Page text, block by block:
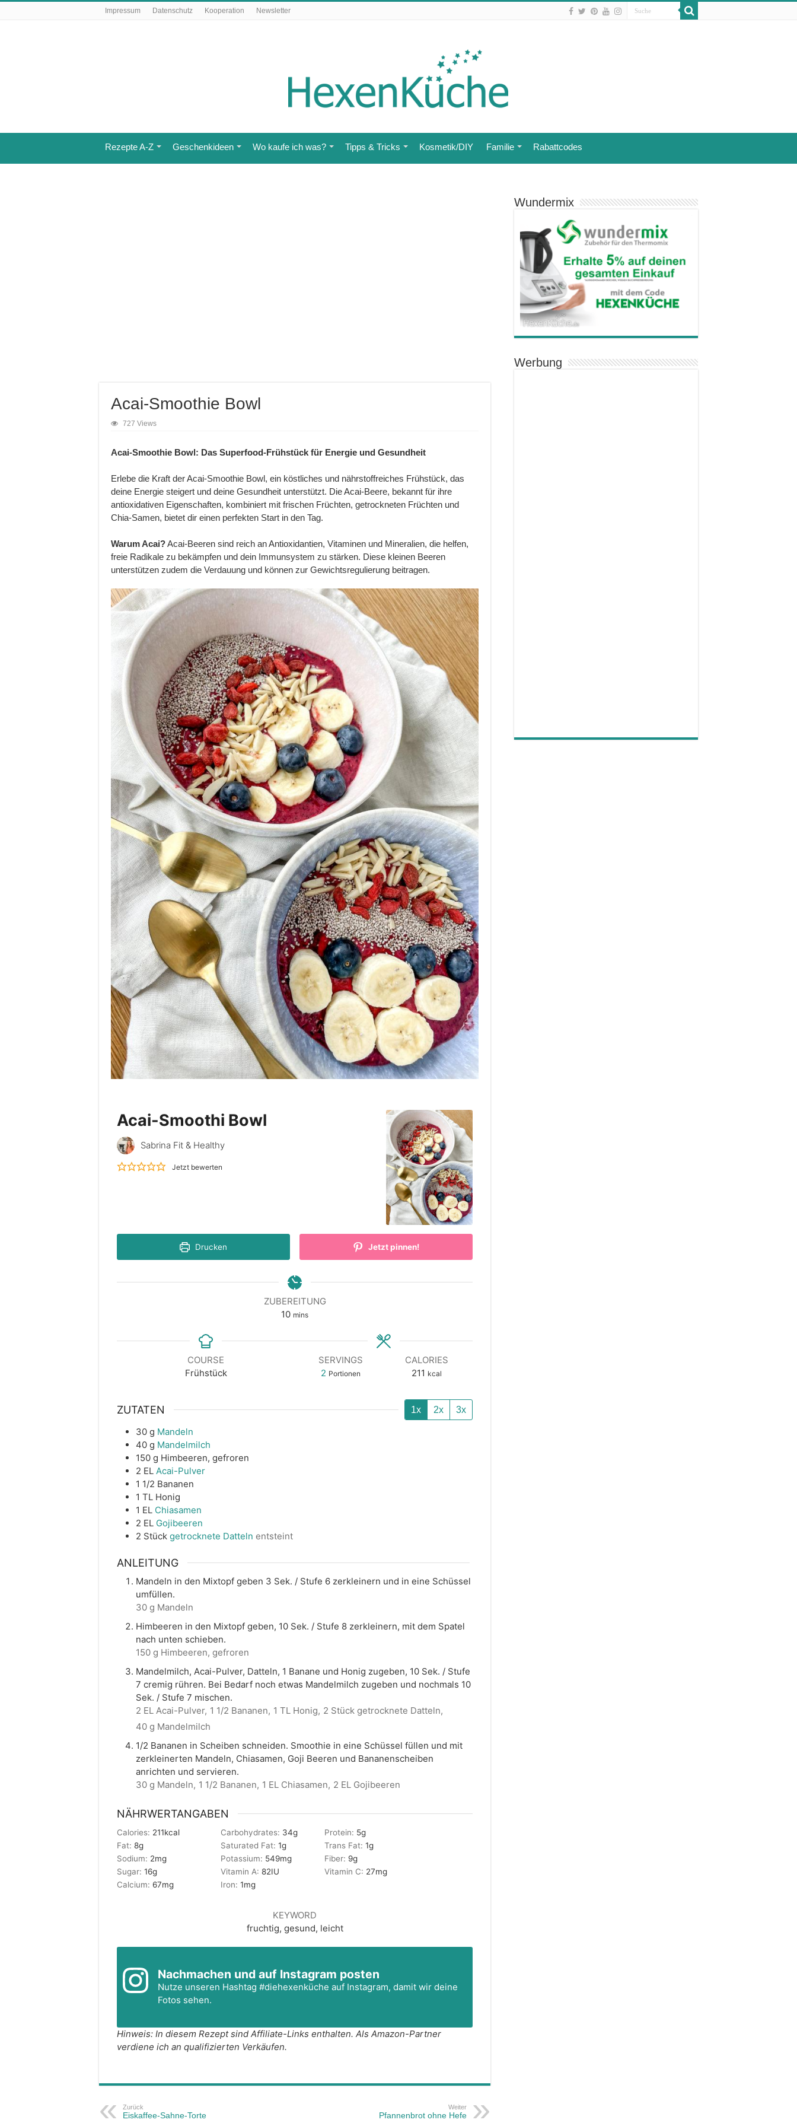
Impressum Datenschutz Kooperation Newsletter
Rezepte A-Z Geschenkideen Wo kaufe ich was? Tipps & Tricks Kosmetik/DIY Familie Rabattcodes
Acai-Smoothie Bowl
727 Views
Acai-Smoothie Bowl: Das Superfood-Frühstück für Energie und Gesundheit
Erlebe die Kraft der Acai-Smoothie Bowl, ein köstliches und nährstoffreiches Frühstück, das
deine Energie steigert und deine Gesundheit unterstützt. Die Acai-Beere, bekannt für ihre
antioxidativen Eigenschaften, kombiniert mit frischen Früchten, getrockneten Früchten und
Chia-Samen, bietet dir einen perfekten Start in den Tag.
Warum Acai?Acai-Beeren sind reich an Antioxidantien, Vitaminen und Mineralien, die helfen,
freie Radikale zu bekämpfen und dein Immunsystem zu stärken. Diese kleinen Beeren
unterstützen zudem die Verdauung und können zur Gewichtsregulierung beitragen.
Acai-Smoothi Bowl
Sabrina Fit & Healthy
Jetzt bewerten
Drucken Jetzt pinnen!
ZUBEREITUNG
10minutes
mins
COURSE
Frühstück
SERVINGS
2 Portionen
CALORIES
211 kcal
ZUTATEN 1x 2x 3x
30 g Mandeln
40 g Mandelmilch
150 g Himbeeren, gefroren
2 EL Acai-Pulver
1 1/2 Bananen
1 TL Honig
1 EL Chiasamen
2 EL Gojibeeren
2 Stück getrocknete Datteln entsteint
ANLEITUNG
Mandeln in den Mixtopf geben 3 Sek. / Stufe 6 zerkleinern und in eine Schüssel
umfüllen.
30 g Mandeln
Himbeeren in den Mixtopf geben, 10 Sek. / Stufe 8 zerkleinern, mit dem Spatel
nach unten schieben.
150 g Himbeeren, gefroren
Mandelmilch, Acai-Pulver, Datteln, 1 Banane und Honig zugeben, 10 Sek. / Stufe
7 cremig rühren. Bei Bedarf noch etwas Mandelmilch zugeben und nochmals 10
Sek. / Stufe 7 mischen.
2 EL Acai-Pulver, 1 1/2 Bananen, 1 TL Honig, 2 Stück getrocknete Datteln,
40 g Mandelmilch
1/2 Bananen in Scheiben schneiden. Smoothie in eine Schüssel füllen und mit
zerkleinerten Mandeln, Chiasamen, Goji Beeren und Bananenscheiben
anrichten und servieren.
30 g Mandeln, 1 1/2 Bananen, 1 EL Chiasamen, 2 EL Gojibeeren
NÄHRWERTANGABEN
Calories: 211kcal Carbohydrates: 34g Protein: 5g
Fat: 8g Saturated Fat: 1g Trans Fat: 1g
Sodium: 2mg Potassium: 549mg Fiber: 9g
Sugar: 16g Vitamin A: 82IU Vitamin C: 27mg
Calcium: 67mg Iron: 1mg
KEYWORD
fruchtig, gesund, leicht
Nachmachen und auf Instagram posten
Nutze unseren Hashtag#diehexenküche auf Instagram, damit wir deine
Fotos sehen.
Hinweis: In diesem Rezept sind Affiliate-Links enthalten. Als Amazon-Partner
verdiene ich an qualifizierten Verkäufen.
Zurück
Eiskaffee-Sahne-Torte
Weiter
Pfannenbrot ohne Hefe
Wundermix
Werbung